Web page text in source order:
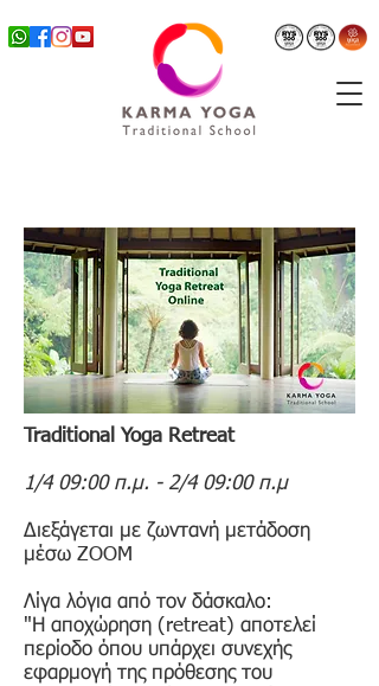
Traditional Yoga Retreat
1/4 09:00 π.μ. - 2/4 09:00 π.μ
Διεξάγεται με ζωντανή μετάδοση
μέσω ZOOM
Λίγα λόγια από τον δάσκαλο:
"Η αποχώρηση (retreat) αποτελεί
περίοδο όπου υπάρχει συνεχής
εφαρμογή της πρόθεσης του